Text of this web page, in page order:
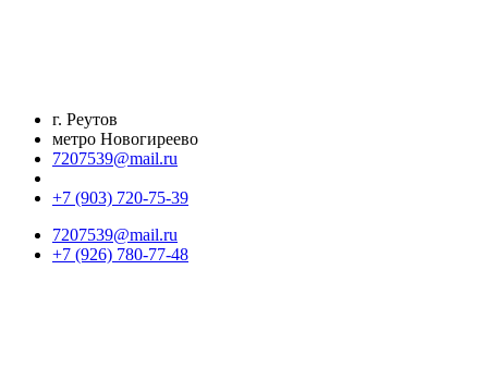
г. Реутов
метро Новогиреево
7207539@mail.ru
+7 (903) 720-75-39
7207539@mail.ru
+7 (926) 780-77-48